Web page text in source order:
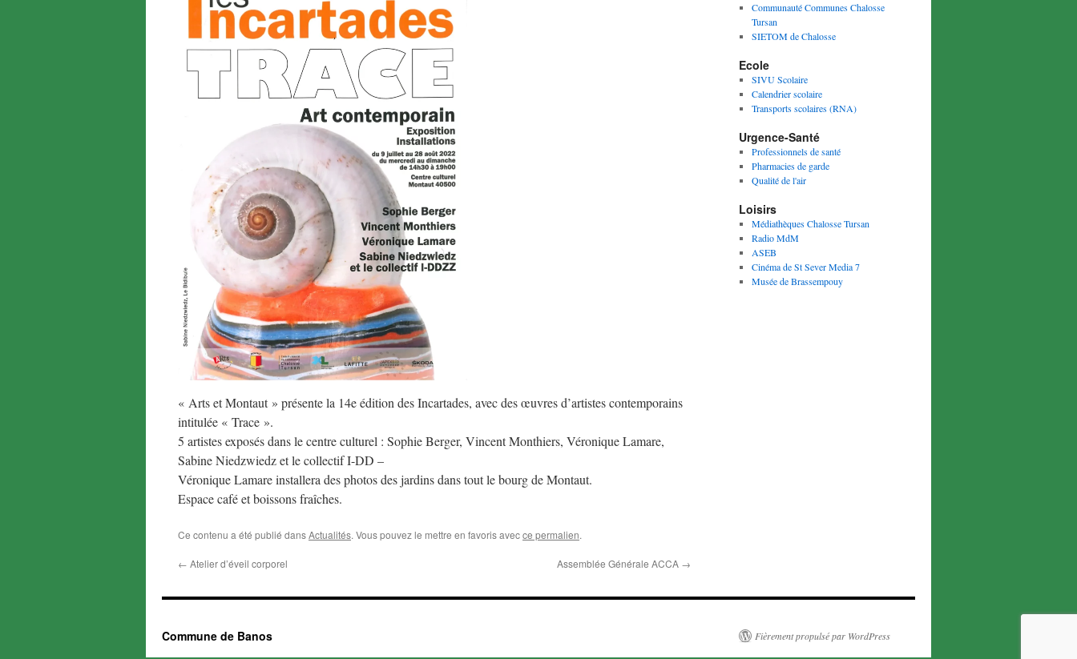
« Arts et Montaut » présente la 14e édition des Incartades, avec des œuvres d’artistes contemporains
intitulée « Trace ».
5 artistes exposés dans le centre culturel : Sophie Berger, Vincent Monthiers, Véronique Lamare,
Sabine Niedzwiedz et le collectif I-DD –
Véronique Lamare installera des photos des jardins dans tout le bourg de Montaut.
Espace café et boissons fraîches.
Ce contenu a été publié dansActualités. Vous pouvez le mettre en favoris avecce permalien.
← Atelier d’éveil corporel Assemblée Générale ACCA →
Communauté Communes Chalosse
Tursan
SIETOM de Chalosse
Ecole
SIVU Scolaire
Calendrier scolaire
Transports scolaires (RNA)
Urgence-Santé
Professionnels de santé
Pharmacies de garde
Qualité de l'air
Loisirs
Médiathèques Chalosse Tursan
Radio MdM
ASEB
Cinéma de St Sever Media 7
Musée de Brassempouy
Commune de Banos Fièrement propulsé par WordPress